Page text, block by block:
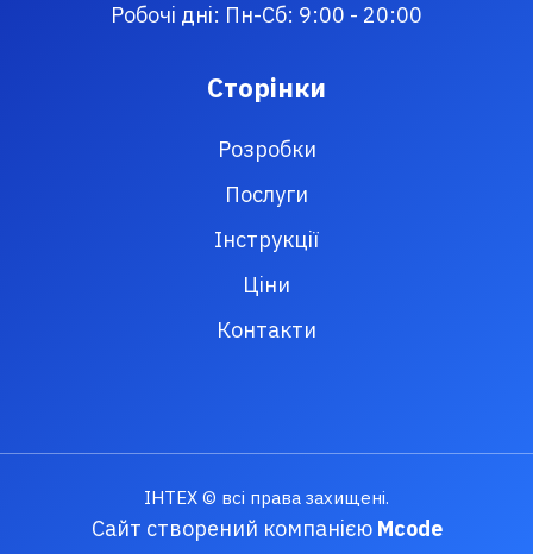
Робочі дні: Пн-Сб: 9:00 - 20:00
Сторінки
Розробки
Послуги
Інструкції
Ціни
Контакти
ІНТЕХ © всі права захищені.
Сайт створений компанією Mcode